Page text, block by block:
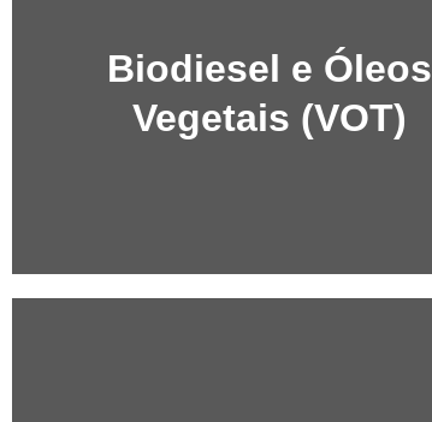
Biodiesel e Óleos
Vegetais (VOT)